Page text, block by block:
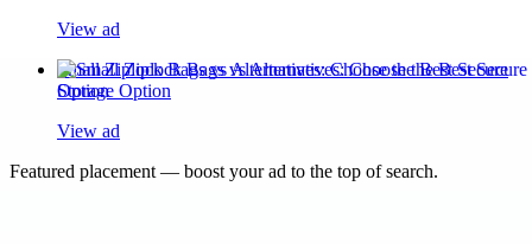
View ad
Small Ziplock Bags vs Alternatives: Choose the Best Secure
Storage Option
View ad
Featured placement — boost your ad to the top of search.